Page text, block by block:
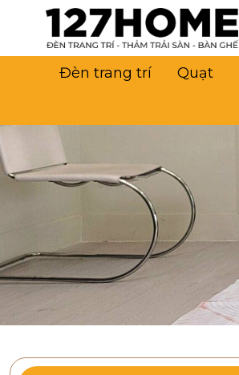
Đèn trang trí Quạt